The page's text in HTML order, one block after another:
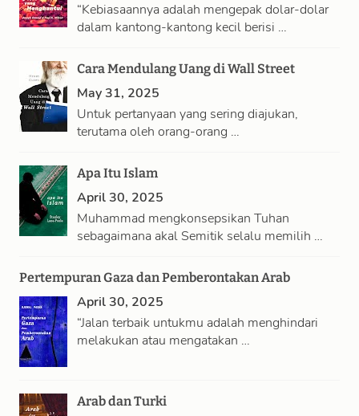
“Kebiasaannya adalah mengepak dolar-dolar
dalam kantong-kantong kecil berisi …
Cara Mendulang Uang di Wall Street
May 31, 2025
Untuk pertanyaan yang sering diajukan,
terutama oleh orang-orang …
Apa Itu Islam
April 30, 2025
Muhammad mengkonsepsikan Tuhan
sebagaimana akal Semitik selalu memilih …
Pertempuran Gaza dan Pemberontakan Arab
April 30, 2025
“Jalan terbaik untukmu adalah menghindari
melakukan atau mengatakan …
Arab dan Turki